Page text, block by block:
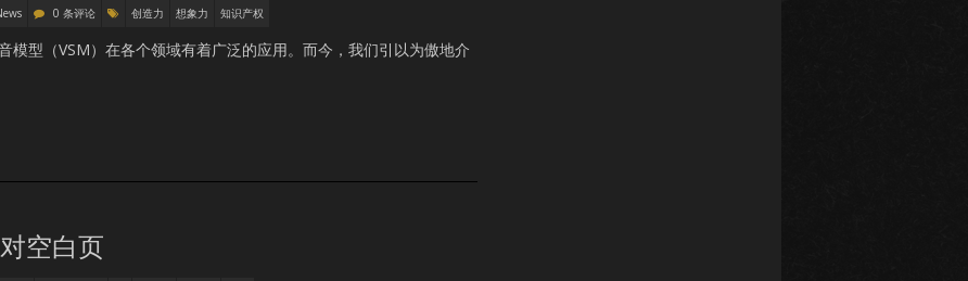
0 条评论 创造力 想象力 知识产权
模型（VSM）在各个领域有着广泛的应用。而今，我们引以为傲地介
空白页